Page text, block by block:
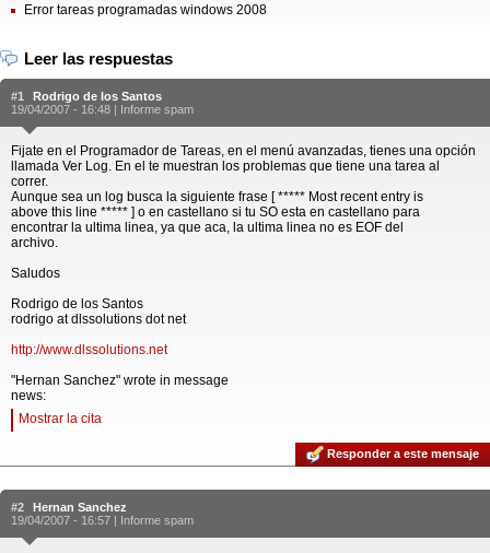
Error tareas programadas windows 2008
Leer las respuestas
#1
Rodrigo de los Santos
19/04/2007 - 16:48 | Informe spam
Fijate en el Programador de Tareas, en el menú avanzadas, tienes una opción
llamada Ver Log. En el te muestran los problemas que tiene una tarea al
correr.
Aunque sea un log busca la siguiente frase [ ***** Most recent entry is
above this line ***** ] o en castellano si tu SO esta en castellano para
encontrar la ultima linea, ya que aca, la ultima linea no es EOF del
archivo.
Saludos
Rodrigo de los Santos
rodrigo at dlssolutions dot net
http://www.dlssolutions.net
"Hernan Sanchez" wrote in message
news:
Mostrar la cita
Responder a este mensaje
#2
Hernan Sanchez
19/04/2007 - 16:57 | Informe spam